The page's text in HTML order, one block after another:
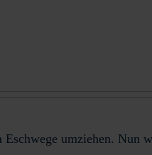
umziehen. Nun